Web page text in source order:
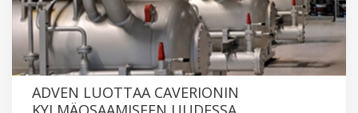
ADVEN LUOTTAA CAVERIONIN